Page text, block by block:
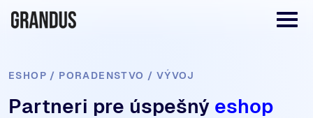
ESHOP / PORADENSTVO / VÝVOJ
Partneri pre úspešný eshop